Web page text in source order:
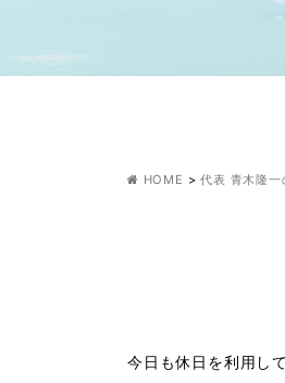
HOME >代表 青木隆一
今日も休日を利用し